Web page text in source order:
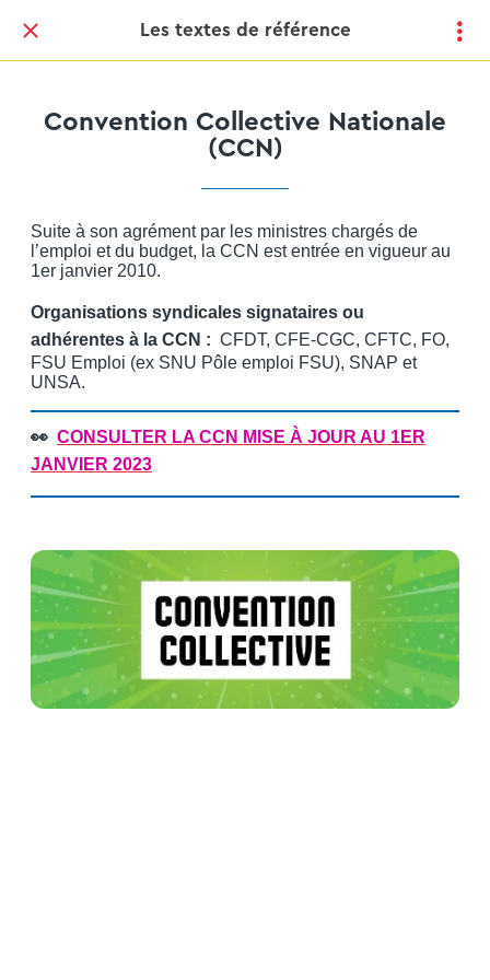
Les textes de référence
Convention Collective Nationale
(CCN)
Suite à son agrément par les ministres chargés de
l’emploi et du budget, la CCN est entrée en vigueur au
1er janvier 2010.
Organisations syndicales signataires ou
adhérentes à la CCN : CFDT, CFE-CGC, CFTC, FO,
FSU Emploi (ex SNU Pôle emploi FSU), SNAP et
UNSA.
👀 CONSULTER LA CCN MISE À JOUR AU 1ER
JANVIER 2023